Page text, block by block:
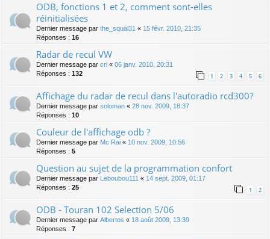
ODB, fonctions 1 et 2, comment sont-elles
réinitialisées
Dernier message par the_squal31 « 15 févr. 2010, 21:35
Réponses : 16
Radar de recul VW
Dernier message par cri « 06 janv. 2010, 20:31
Réponses : 132 1 2 3 4 5 6
Affichage du radar de recul dans l'autoradio rcd300?
Dernier message par soloman « 28 nov. 2009, 18:37
Réponses : 10
Couleur de l'affichage odb ?
Dernier message par Mc Rai « 10 nov. 2009, 10:56
Réponses : 5
Question au sujet de la programmation confort
Dernier message par Leboubou111 « 14 sept. 2009, 01:17
Réponses : 25 1 2
ODB - Touran 102 Selection 5/06
Dernier message par Albertos « 18 août 2009, 13:39
Réponses : 7